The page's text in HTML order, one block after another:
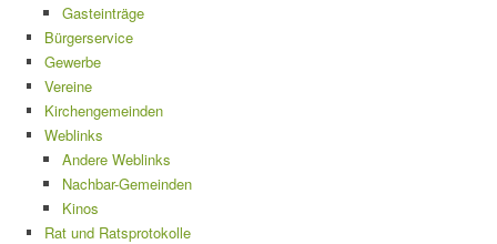
Gasteinträge
Bürgerservice
Gewerbe
Vereine
Kirchengemeinden
Weblinks
Andere Weblinks
Nachbar-Gemeinden
Kinos
Rat und Ratsprotokolle